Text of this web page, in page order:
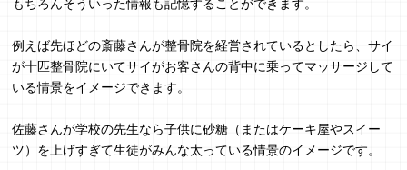
もちろんそういった情報も記憶することができます。
例えば先ほどの斎藤さんが整骨院を経営されているとしたら、サイ
が十匹整骨院にいてサイがお客さんの背中に乗ってマッサージして
いる情景をイメージできます。
佐藤さんが学校の先生なら子供に砂糖（またはケーキ屋やスイー
ツ）を上げすぎて生徒がみんな太っている情景のイメージです。